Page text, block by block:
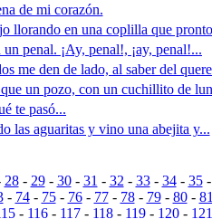
de mi corazón.
llorando en una coplilla que
penal. ¡Ay, penal!, ¡ay, penal!...
me den de lado, al saber del
un pozo, con un cuchillito de
te pasó...
las aguaritas y vino una abejita y...
28- 29- 30- 31 - 32 - 33- 34- 35-
- 74- 75- 76- 77- 78- 79- 80- 81
- 116- 117- 118- 119- 120- 121